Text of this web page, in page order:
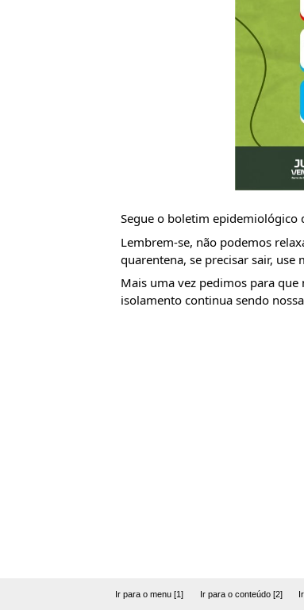
Segue o boletim epidemiológico
Lembrem-se, não podemos
quarentena, se precisar sair, use
Mais uma vez pedimos para
isolamento continua sendo
Ir para o menu [1] Ir para o conteúdo [2]